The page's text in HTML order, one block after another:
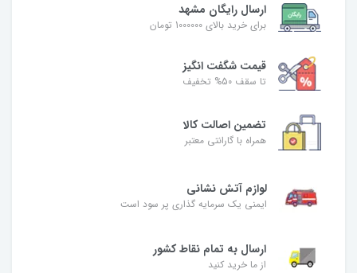
ارسال رایگان مشهد
برای خرید بالای 1000000 تومان
قیمت شگفت‌ انگیز
تا سقف 50% تخفیف
تضمین اصالت کالا
همراه با گارانتی معتبر
لوازم آتش نشانی
ایمنی یک سرمایه گذاری پر سود است
ارسال به تمام نقاط کشور
از ما خرید کنید